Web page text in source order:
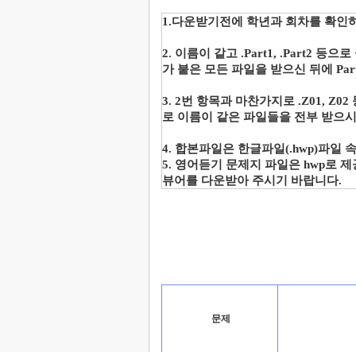
1.다운받기전에 학년과 회차를 확인
2. 이름이 같고 .Part1, .Part2 등으
가 붙은 모든 파일을 받으신 뒤에
3. 2번 항목과 마찬가지로 .Z01, Z02
로 이름이 같은 파일들을 전부 받으
4. 합본파일은 한글파일(.hwp)파일
5. 영어듣기 문제지 파일은 hwp로
뷰어를 다운받아 주시기 바랍니다.
문제